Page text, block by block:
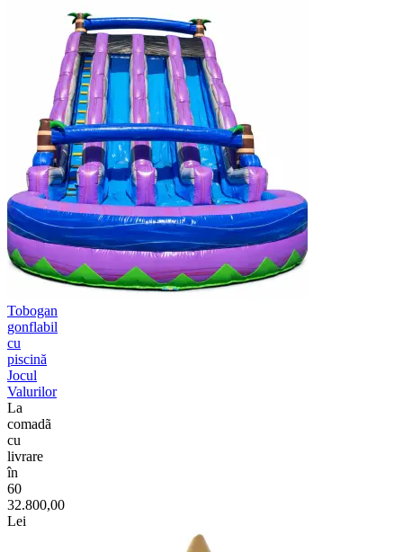
Tobogan
gonflabil
cu
piscină
Jocul
Valurilor
La
comadã
cu
livrare
în
60
32.800,00
Lei